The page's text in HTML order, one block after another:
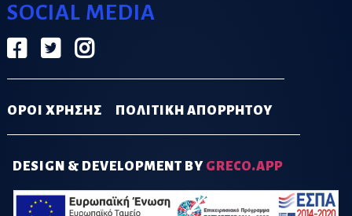
SOCIAL MEDIA
ΟΡΟΙ ΧΡΗΣΗΣ ΠΟΛΙΤΙΚΗ ΑΠΟΡΡΗΤΟΥ
DESIGN & DEVELOPMENT BY GRECO.APP